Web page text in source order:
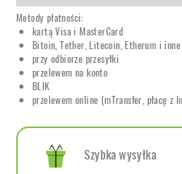
Metody płatności:
kartą Visa i MasterCard
Bitoin, Tether, Litecoin, Etherum i inne
przy odbiorze przesyłki
przelewem na konto
BLIK
przelewem online (mTransfer, płacę
Szybka wysyłka